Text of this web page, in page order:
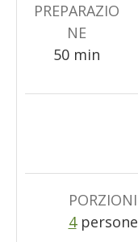
PREPARAZIO
NE
50minuti
min
PORZIONI
4 persone